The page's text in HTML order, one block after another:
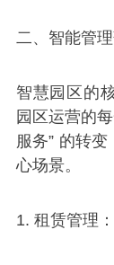
二、智能管
智慧园区的
园区运营的
服务” 的转
心场景。
1. 租赁管理